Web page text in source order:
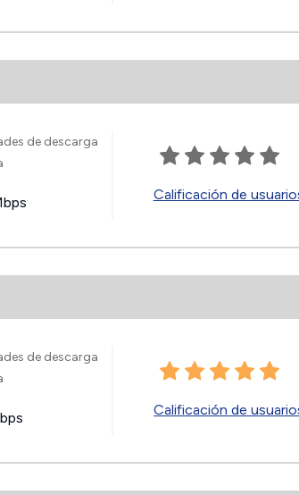
de descarga
Calificación de
de descarga
Calificación de